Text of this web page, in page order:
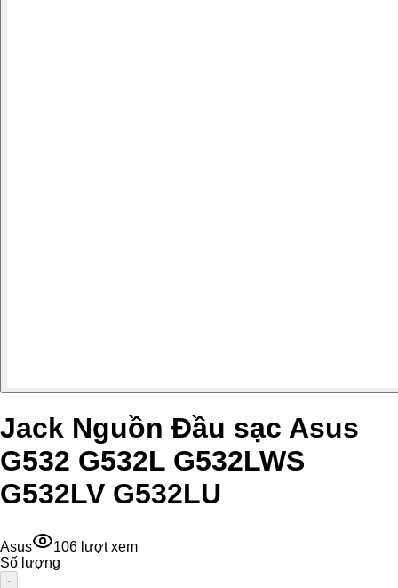
Jack Nguồn Đầu sạc Asus
G532 G532L G532LWS
G532LV G532LU
Asus 106 lượt xem
Số lượng
-